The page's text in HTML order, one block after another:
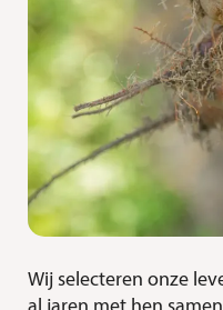
Wij selecteren onze